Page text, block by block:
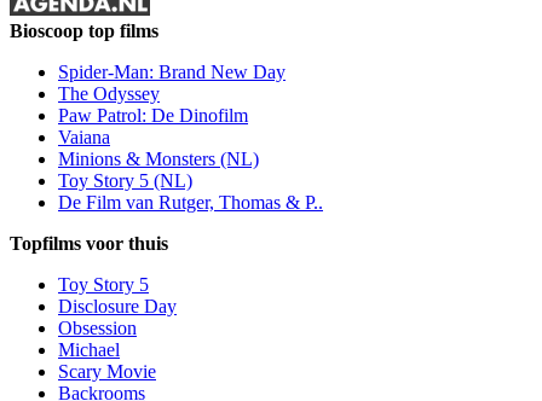
Bioscoop top films
Spider-Man: Brand New Day
The Odyssey
Paw Patrol: De Dinofilm
Vaiana
Minions & Monsters (NL)
Toy Story 5 (NL)
De Film van Rutger, Thomas & P..
Topfilms voor thuis
Toy Story 5
Disclosure Day
Obsession
Michael
Scary Movie
Backrooms